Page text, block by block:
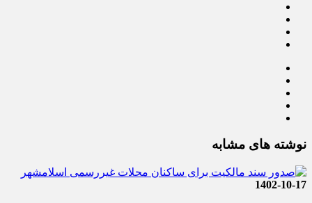
نوشته های مشابه
1402-10-17